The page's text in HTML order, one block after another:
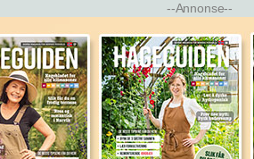
--Annonse--